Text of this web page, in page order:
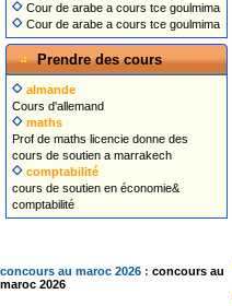
Cour de arabe a cours tce goulmima
Cour de arabe a cours tce goulmima
Prendre des cours
almande
Cours d'allemand
maths
Prof de maths licencie donne des
cours de soutien a marrakech
comptabilité
cours de soutien en économie&
comptabilité
concours au maroc 2026 : concours au
maroc 2026